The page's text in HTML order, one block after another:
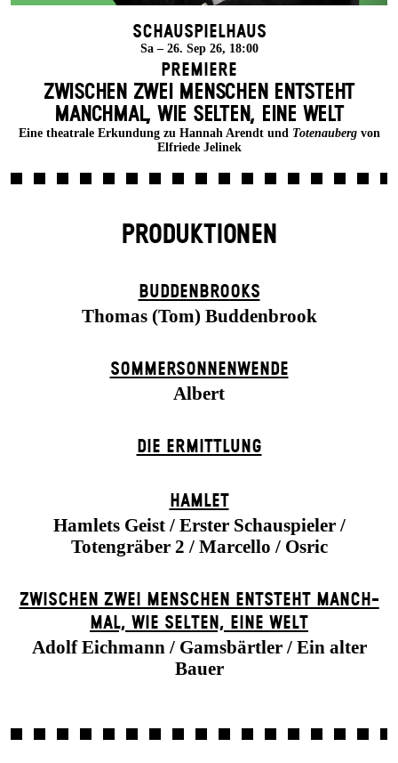
Schauspielhaus
Sa – 26. Sep 26, 18:00
Premiere
ZWISCHEN ZWEI MENSCHEN ENT­STEHT
MANCH­MAL, WIE SELTEN, EINE WELT
Eine theatrale Erkundung zu Hannah Arendt und Totenaubergvon
Elfriede Jelinek
PRODUKTIONEN
BUDDENBROOKS
Thomas (Tom) Buddenbrook
SOMMER­SONNEN­WENDE
Albert
DIE ERMITTLUNG
HAMLET
Hamlets Geist / Erster Schauspieler /
Totengräber 2 / Marcello / Osric
ZWISCHEN ZWEI MENSCHEN ENT­STEHT MANCH­
MAL, WIE SELTEN, EINE WELT
Adolf Eichmann / Gamsbärtler / Ein alter
Bauer